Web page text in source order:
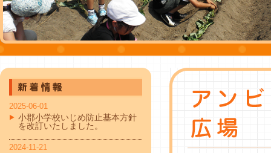
2025-06-01
小郡小学校いじめ防止基本方針
を改訂いたしました。
2024-11-21